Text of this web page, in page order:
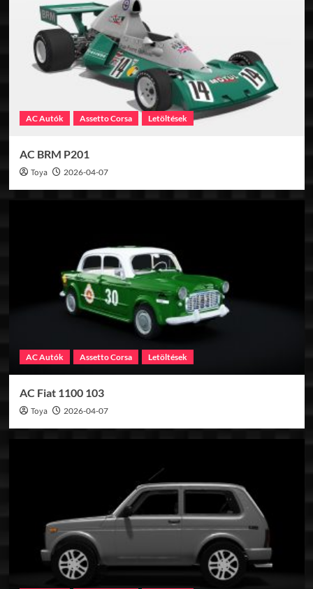
AC Autók Assetto Corsa Letöltések
AC BRM P201
Toya 2026-04-07
AC Autók Assetto Corsa Letöltések
AC Fiat 1100 103
Toya 2026-04-07